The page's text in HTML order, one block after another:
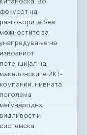
директни
партнерства
помеѓу компаниите
од двете земји.
Програма на
настанот Настанот
ќе биде отворен со
обраќања на
високо
министерско и
амбасадорско
ниво, по што ќе
следува свечено